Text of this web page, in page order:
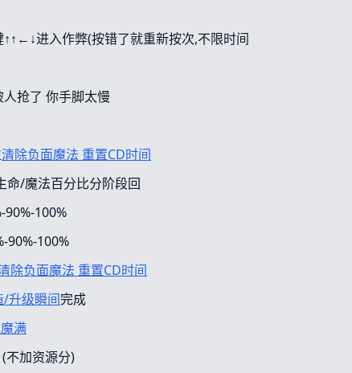
进入作弊(按错了就重新按次,不限时间
抢了 你手脚太慢
清除负面魔法 重置CD时间
命/魔法百分比分阶段回
90%-100%
90%-100%
除负面魔法 重置CD时间
/升级瞬间完成
满
(不加资源分)